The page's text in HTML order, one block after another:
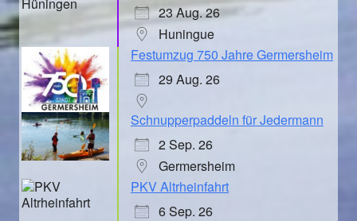
23 Aug. 26
Huningue
Festumzug 750 Jahre Germersheim
29 Aug. 26
Schnupperpaddeln für Jedermann
2 Sep. 26
Germersheim
PKV Altrheinfahrt
6 Sep. 26